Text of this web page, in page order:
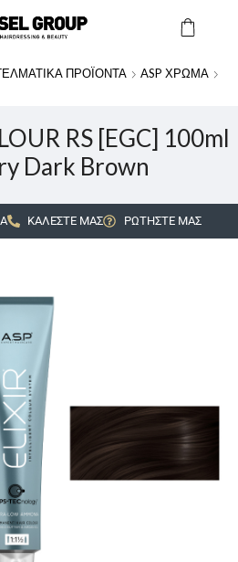
ΠΡΟΪΟΝΤΑ
ASP ΧΡΩΜΑ
RS [EGC] 100ml
Dark Brown
ΚΑΛΕΣΤΕ ΜΑΣ ΡΩΤΗΣΤΕ ΜΑΣ